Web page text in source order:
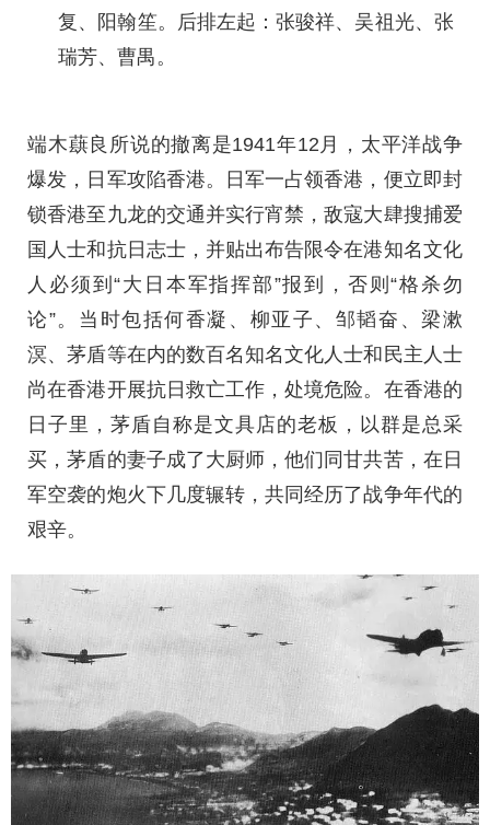
复、阳翰笙。后排左起：张骏祥、吴祖光、张
瑞芳、曹禺。
端木蕻良所说的撤离是1941年12月，太平洋战争
爆发，日军攻陷香港。日军一占领香港，便立即封
锁香港至九龙的交通并实行宵禁，敌寇大肆搜捕爱
国人士和抗日志士，并贴出布告限令在港知名文化
人必须到“大日本军指挥部”报到，否则“格杀勿
论”。当时包括何香凝、柳亚子、邹韬奋、梁漱
溟、茅盾等在内的数百名知名文化人士和民主人士
尚在香港开展抗日救亡工作，处境危险。在香港的
日子里，茅盾自称是文具店的老板，以群是总采
买，茅盾的妻子成了大厨师，他们同甘共苦，在日
军空袭的炮火下几度辗转，共同经历了战争年代的
艰辛。